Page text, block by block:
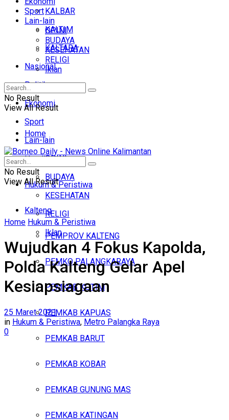
KALBAR
KALTIM
KALTARA
Nasional
Politik
Ekonomi
Sport
Lain-lain
OPINI
BUDAYA
KESEHATAN
RELIGI
Iklan
Kamis, Agustus 6, 2026
Sport
Lain-lain
OPINI
BUDAYA
KESEHATAN
RELIGI
Iklan
No Result
View All Result
Home
Headline
Hukum & Peristiwa
Kalteng
PEMPROV KALTENG
PEMKO PALANGKARAYA
PEMKAB KOTIM
PEMKAB KAPUAS
PEMKAB BARUT
PEMKAB KOBAR
PEMKAB GUNUNG MAS
PEMKAB KATINGAN
No Result
View All Result
Home Hukum & Peristiwa
Wujudkan 4 Fokus Kapolda,
Polda Kalteng Gelar Apel
Kesiapsiagaan
25 Maret 2021
in Hukum & Peristiwa, Metro Palangka Raya
0